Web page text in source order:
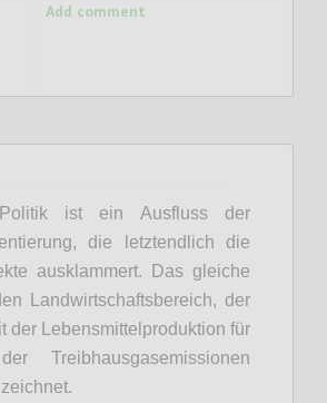
Add comment
ist ein Ausfluss der
, die letztendlich die
ausklammert.
Das gleiche
Landwirtschaftsbereich, der
der Lebensmittelproduktion für
Treibhausgasemissionen